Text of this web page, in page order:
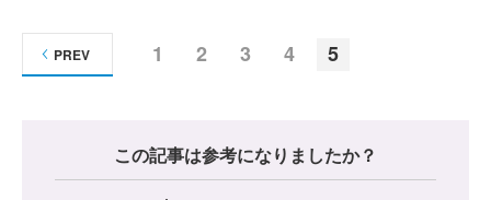
1 2 3 4 5
PREV
この記事は参考になりましたか？